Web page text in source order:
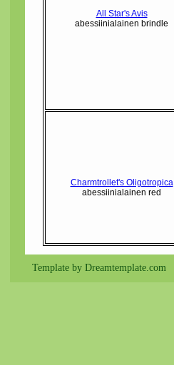
All Star's Avis
abessiinialainen brindle
Charmtrollet's Oligotropica
abessiinialainen red
Template by Dreamtemplate.com